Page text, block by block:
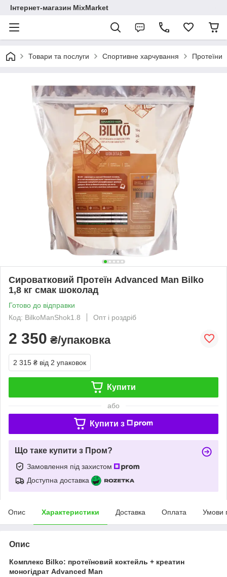
Інтернет-магазин MixMarket
Товари та послуги Спортивне харчування Протеїни
Сироватковий Протеїн Advanced Man Bilko
1,8 кг смак шоколад
Готово до відправки
Код: BilkoManShok1.8
Опт і роздріб
2 350 ₴/упаковка
2 315 ₴ від 2 упаковок
Купити
або
Купити з
Що таке купити з Пром?
Замовлення під захистом
Доступна доставка
Опис Характеристики Доставка Оплата Умови
Опис
Комплекс Bilko: протеїновий коктейль + креатин
моногідрат Advanced Man